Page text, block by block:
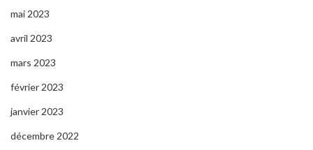
mai 2023
avril 2023
mars 2023
février 2023
janvier 2023
décembre 2022